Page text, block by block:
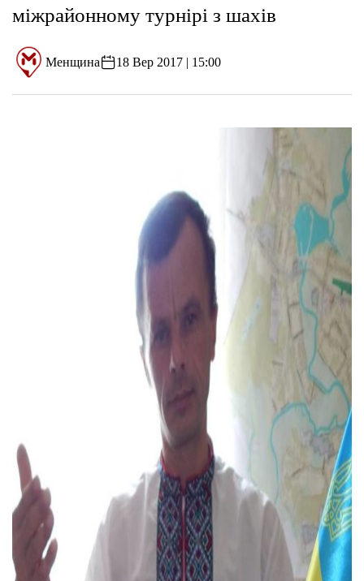
міжрайонному турнірі з шахів
Менщина 18 Вер 2017 | 15:00